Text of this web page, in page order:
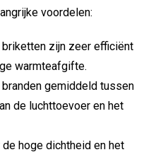
voordelen:
briketten zijn zeer efficiënt
warmteafgifte.
branden gemiddeld tussen
de luchttoevoer en het
de hoge dichtheid en het